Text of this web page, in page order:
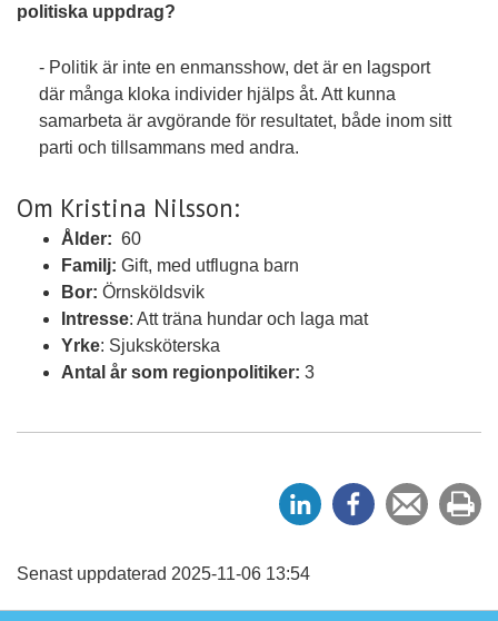
politiska uppdrag?
- Politik är inte en enmansshow, det är en lagsport
där många kloka individer hjälps åt. Att kunna
samarbeta är avgörande för resultatet, både inom sitt
parti och tillsammans med andra.
Om Kristina Nilsson:
Ålder: 60
Familj: Gift, med utflugna barn
Bor: Örnsköldsvik
Intresse: Att träna hundar och laga mat
Yrke: Sjuksköterska
Antal år som regionpolitiker: 3
e
e
Tipsa
en
ut
Senast uppdaterad 2025-11-06 13:54